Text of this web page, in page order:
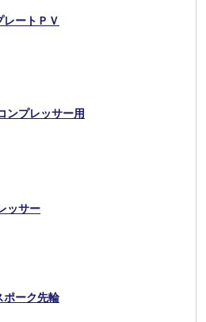
ートＰＶ
プレッサー用
ッサー
ーク先輪